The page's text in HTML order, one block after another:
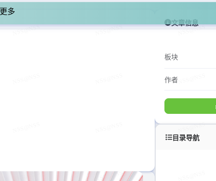
更多
文章信息
板块
作者
目录导航